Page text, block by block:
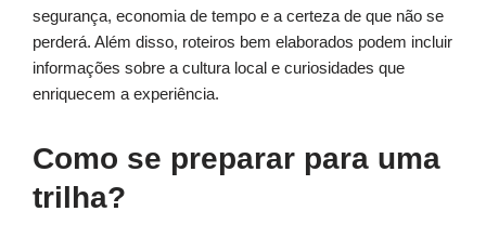
segurança, economia de tempo e a certeza de que não se
perderá. Além disso, roteiros bem elaborados podem incluir
informações sobre a cultura local e curiosidades que
enriquecem a experiência.
Como se preparar para uma
trilha?